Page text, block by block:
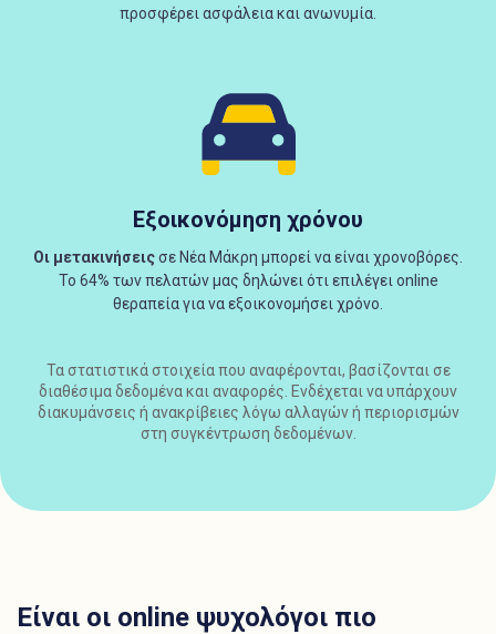
προσφέρει ασφάλεια και ανωνυμία.
Εξοικονόμηση χρόνου
Οι μετακινήσειςσε Νέα Μάκρη μπορεί να είναι χρονοβόρες.
Το 64% των πελατών μας δηλώνει ότι επιλέγει online
θεραπεία για να εξοικονομήσει χρόνο.
Τα στατιστικά στοιχεία που αναφέρονται, βασίζονται σε
διαθέσιμα δεδομένα και αναφορές. Ενδέχεται να υπάρχουν
διακυμάνσεις ή ανακρίβειες λόγω αλλαγών ή περιορισμών
στη συγκέντρωση δεδομένων.
Είναι οι online ψυχολόγοι πιο